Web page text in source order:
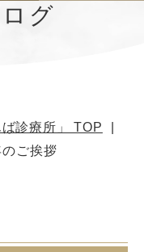
グ
診療所」 TOP
のご挨拶